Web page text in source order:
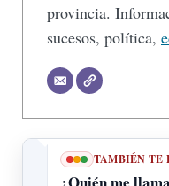
provincia.
sucesos, política,
TAMBIÉN TE